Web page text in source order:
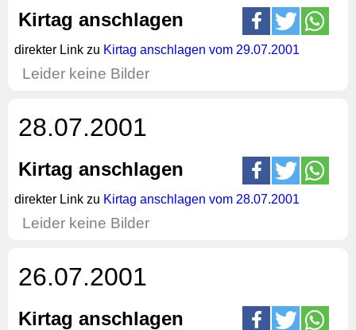
Kirtag anschlagen
direkter Link zu Kirtag anschlagen vom 29.07.2001
Leider keine Bilder
28.07.2001
Kirtag anschlagen
direkter Link zu Kirtag anschlagen vom 28.07.2001
Leider keine Bilder
26.07.2001
Kirtag anschlagen